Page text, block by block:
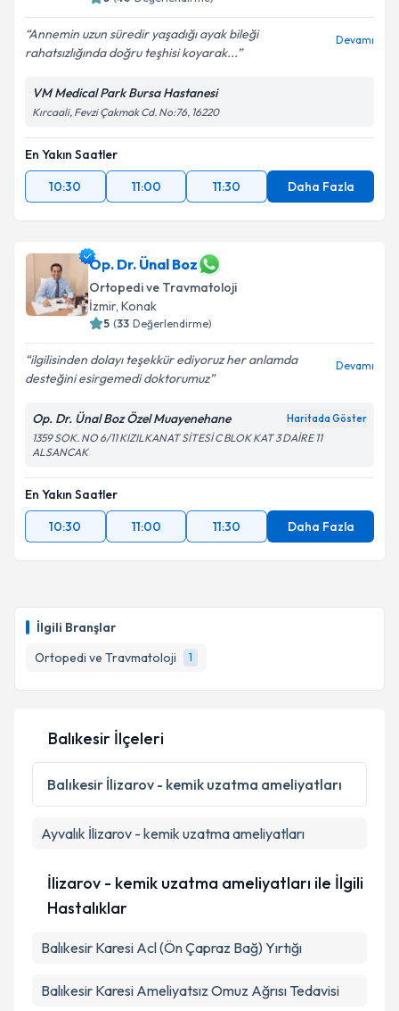
İlgili Branşlar
Ortopedi ve Travmatoloji
1
Annemin uzun süredir yaşadığı ayak bileği
rahatsızlığında doğru teşhisi koyarak...
Devamı
VM Medical Park Bursa Hastanesi
Kırcaali, Fevzi Çakmak Cd. No:76, 16220
En Yakın Saatler
10:30
11:00 11:30 Daha Fazla
Op. Dr. Ünal Boz
Ortopedi ve Travmatoloji
İzmir, Konak
5 (33 Değerlendirme)
ilgilisinden dolayı teşekkür ediyoruz her anlamda
desteğini esirgemedi doktorumuz
Devamı
Op. Dr. Ünal Boz Özel Muayenehane Haritada Göster
1359 SOK. NO 6/11 KIZILKANAT SİTESİ C BLOK KAT 3 DAİRE 11
ALSANCAK
En Yakın Saatler
10:30
11:00 11:30 Daha Fazla
Balıkesir İlçeleri
Balıkesir İlizarov - kemik uzatma ameliyatları
Ayvalık İlizarov - kemik uzatma ameliyatları
İlizarov - kemik uzatma ameliyatları ile İlgili
Hastalıklar
Balıkesir Karesi Acl (Ön Çapraz Bağ) Yırtığı
Balıkesir Karesi Ameliyatsız Omuz Ağrısı Tedavisi